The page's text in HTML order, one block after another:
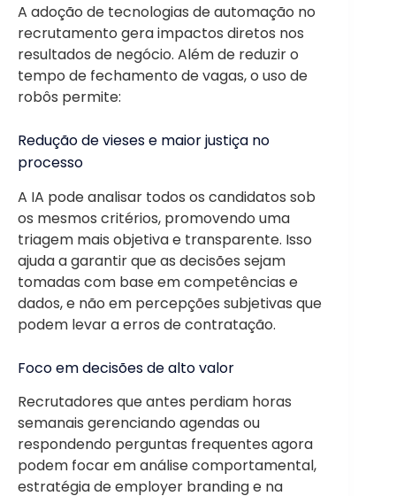
A adoção de tecnologias de automação no
recrutamento gera impactos diretos nos
resultados de negócio. Além de reduzir o
tempo de fechamento de vagas, o uso de
robôs permite:
Redução de vieses e maior justiça no
processo
A IA pode analisar todos os candidatos sob
os mesmos critérios, promovendo uma
triagem mais objetiva e transparente. Isso
ajuda a garantir que as decisões sejam
tomadas com base em competências e
dados, e não em percepções subjetivas que
podem levar a erros de contratação.
Foco em decisões de alto valor
Recrutadores que antes perdiam horas
semanais gerenciando agendas ou
respondendo perguntas frequentes agora
podem focar em análise comportamental,
estratégia de employer branding e na